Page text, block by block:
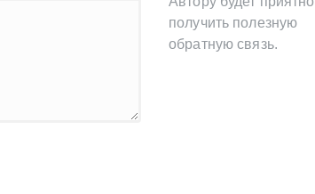
получить полезную
обратную связь.